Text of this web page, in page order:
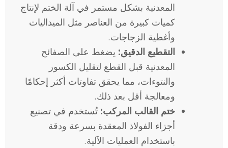
المعدنية بشكل مستمر في آلة الختم لإنتاج
كميات كبيرة من العناصر مثل الميداليات
وأغطية الزجاجات.
التقطيع الدقيق: يضغط على الصفائح
المعدنية قبل القطع لتقليل الكسور
والنتوءات، مما يحقق تفاوتات أكثر إحكامًا
ومعالجة أقل بعد ذلك.
ختم القالب المركب: تُستخدم في تصنيع
أجزاء الفولاذ المعقدة بسرعة ودقة
باستخدام العمليات الآلية.